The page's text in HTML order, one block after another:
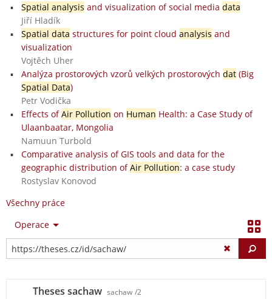
Spatial analysis and visualization of social media data
Jiří Hladík
Spatial data structures for point cloud analysis and
visualization
Vojtěch Uher
Analýza prostorových vzorů velkých prostorových dat(Big
Spatial Data)
Petr Vodička
Effects ofAir Pollution on Human Health: a Case Study of
Ulaanbaatar, Mongolia
Namuun Turbold
Comparative analysis of GIS tools and data for the
geographic distribution ofAir Pollution: a case study
Rostyslav Konovod
Všechny práce
Operace
Theses sachaw sachaw /2